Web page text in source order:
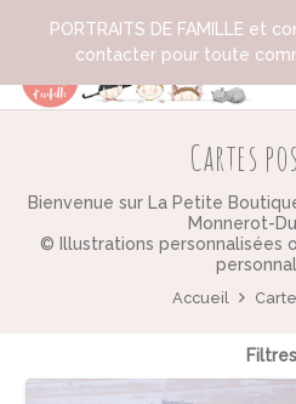
Cartes
Bienvenue sur La Petite
Monnerot-
© Illustrations personnalisées
Accueil
Filtres
PORTRAITS DE FAMILLE et
contacter pour toute